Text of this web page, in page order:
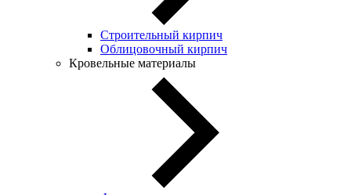
Строительный кирпич
Облицовочный кирпич
Кровельные материалы